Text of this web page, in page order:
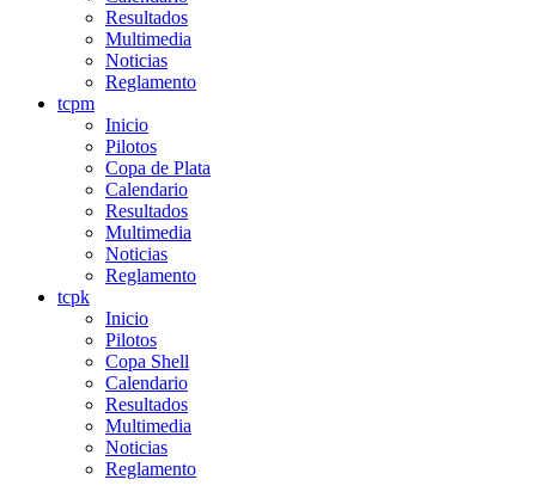
Resultados
Multimedia
Noticias
Reglamento
tcpm
Inicio
Pilotos
Copa de Plata
Calendario
Resultados
Multimedia
Noticias
Reglamento
tcpk
Inicio
Pilotos
Copa Shell
Calendario
Resultados
Multimedia
Noticias
Reglamento